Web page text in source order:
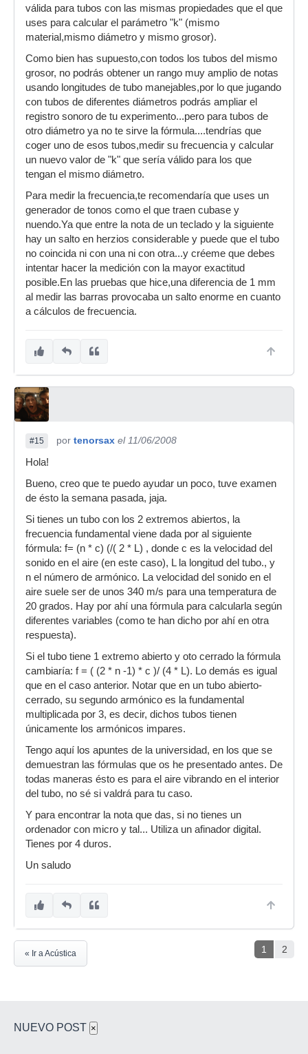
válida para tubos con las mismas propiedades que el que
uses para calcular el parámetro "k" (mismo
material,mismo diámetro y mismo grosor).
Como bien has supuesto,con todos los tubos del mismo
grosor, no podrás obtener un rango muy amplio de notas
usando longitudes de tubo manejables,por lo que jugando
con tubos de diferentes diámetros podrás ampliar el
registro sonoro de tu experimento...pero para tubos de
otro diámetro ya no te sirve la fórmula....tendrías que
coger uno de esos tubos,medir su frecuencia y calcular
un nuevo valor de "k" que sería válido para los que
tengan el mismo diámetro.
Para medir la frecuencia,te recomendaría que uses un
generador de tonos como el que traen cubase y
nuendo.Ya que entre la nota de un teclado y la siguiente
hay un salto en herzios considerable y puede que el tubo
no coincida ni con una ni con otra...y créeme que debes
intentar hacer la medición con la mayor exactitud
posible.En las pruebas que hice,una diferencia de 1 mm
al medir las barras provocaba un salto enorme en cuanto
a cálculos de frecuencia.
#15 por tenorsax el 11/06/2008
Hola!
Bueno, creo que te puedo ayudar un poco, tuve examen
de ésto la semana pasada, jaja.
Si tienes un tubo con los 2 extremos abiertos, la
frecuencia fundamental viene dada por al siguiente
fórmula: f= (n * c) (/( 2 * L) , donde c es la velocidad del
sonido en el aire (en este caso), L la longitud del tubo., y
n el número de armónico. La velocidad del sonido en el
aire suele ser de unos 340 m/s para una temperatura de
20 grados. Hay por ahí una fórmula para calcularla según
diferentes variables (como te han dicho por ahí en otra
respuesta).
Si el tubo tiene 1 extremo abierto y oto cerrado la fórmula
cambiaría: f = ( (2 * n -1) * c )/ (4 * L). Lo demás es igual
que en el caso anterior. Notar que en un tubo abierto-
cerrado, su segundo armónico es la fundamental
multiplicada por 3, es decir, dichos tubos tienen
únicamente los armónicos impares.
Tengo aquí los apuntes de la universidad, en los que se
demuestran las fórmulas que os he presentado antes. De
todas maneras ésto es para el aire vibrando en el interior
del tubo, no sé si valdrá para tu caso.
Y para encontrar la nota que das, si no tienes un
ordenador con micro y tal... Utiliza un afinador digital.
Tienes por 4 duros.
Un saludo
1 2
« Ir a Acústica
NUEVO POST ×